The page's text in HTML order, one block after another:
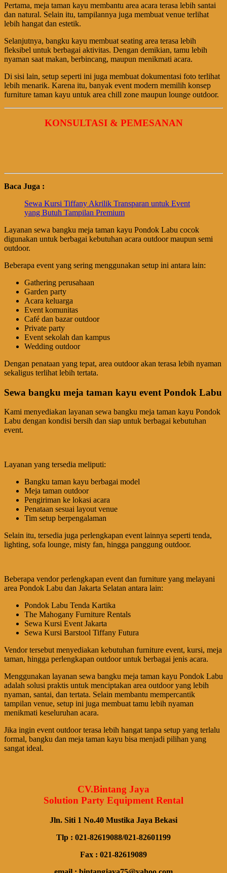
Pertama, meja taman kayu membantu area acara terasa lebih santai
dan natural. Selain itu, tampilannya juga membuat venue terlihat
lebih hangat dan estetik.
Selanjutnya, bangku kayu membuat seating area terasa lebih
fleksibel untuk berbagai aktivitas. Dengan demikian, tamu lebih
nyaman saat makan, berbincang, maupun menikmati acara.
Di sisi lain, setup seperti ini juga membuat dokumentasi foto terlihat
lebih menarik. Karena itu, banyak event modern memilih konsep
furniture taman kayu untuk area chill zone maupun lounge outdoor.
KONSULTASI & PEMESANAN
Baca Juga :
Sewa Kursi Tiffany Akrilik Transparan untuk Event
yang Butuh Tampilan Premium
Layanan sewa bangku meja taman kayu Pondok Labu cocok
digunakan untuk berbagai kebutuhan acara outdoor maupun semi
outdoor.
Beberapa event yang sering menggunakan setup ini antara lain:
Gathering perusahaan
Garden party
Acara keluarga
Event komunitas
Café dan bazar outdoor
Private party
Event sekolah dan kampus
Wedding outdoor
Dengan penataan yang tepat, area outdoor akan terasa lebih nyaman
sekaligus terlihat lebih tertata.
Sewa bangku meja taman kayu event Pondok Labu
Kami menyediakan layanan sewa bangku meja taman kayu Pondok
Labu dengan kondisi bersih dan siap untuk berbagai kebutuhan
event.
Layanan yang tersedia meliputi:
Bangku taman kayu berbagai model
Meja taman outdoor
Pengiriman ke lokasi acara
Penataan sesuai layout venue
Tim setup berpengalaman
Selain itu, tersedia juga perlengkapan event lainnya seperti tenda,
lighting, sofa lounge, misty fan, hingga panggung outdoor.
Beberapa vendor perlengkapan event dan furniture yang melayani
area Pondok Labu dan Jakarta Selatan antara lain:
Pondok Labu Tenda Kartika
The Mahogany Furniture Rentals
Sewa Kursi Event Jakarta
Sewa Kursi Barstool Tiffany Futura
Vendor tersebut menyediakan kebutuhan furniture event, kursi, meja
taman, hingga perlengkapan outdoor untuk berbagai jenis acara.
Menggunakan layanan sewa bangku meja taman kayu Pondok Labu
adalah solusi praktis untuk menciptakan area outdoor yang lebih
nyaman, santai, dan tertata. Selain membantu mempercantik
tampilan venue, setup ini juga membuat tamu lebih nyaman
menikmati keseluruhan acara.
Jika ingin event outdoor terasa lebih hangat tanpa setup yang terlalu
formal, bangku dan meja taman kayu bisa menjadi pilihan yang
sangat ideal.
CV.Bintang Jaya
Solution Party Equipment Rental
Jln. Siti 1 No.40 Mustika Jaya Bekasi
Tlp : 021-82619088/021-82601199
Fax : 021-82619089